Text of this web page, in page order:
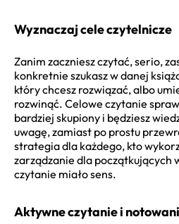
Wyznaczaj cele czytelnicze
Zanim zaczniesz czytać, serio,
konkretnie szukasz w danej
który chcesz rozwiązać, albo
rozwinąć. Celowe czytanie
bardziej skupiony i będziesz
uwagę, zamiast po prostu
strategia dla każdego, kto
zarządzanie dla początkujących
czytanie miało sens.
Aktywne czytanie i